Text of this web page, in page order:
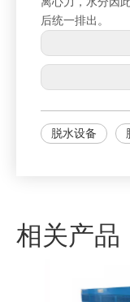
后统一排出。
脱水设备
相关产品